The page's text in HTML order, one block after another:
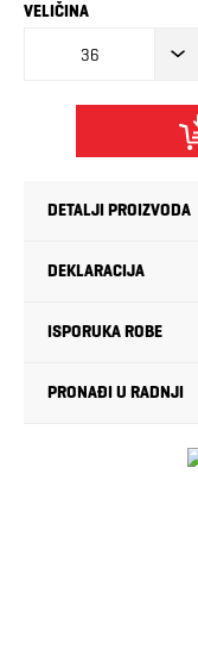
VELIČINA
36
DETALJI PROIZVODA
DEKLARACIJA
ISPORUKA ROBE
PRONAĐI U RADNJI